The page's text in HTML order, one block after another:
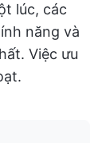
lúc, các
năng và
Việc ưu